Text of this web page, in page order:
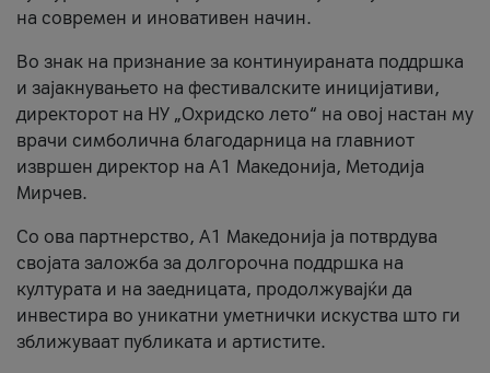
на современ и иновативен начин.
Во знак на признание за континуираната поддршка
и зајакнувањето на фестивалските иницијативи,
директорот на НУ „Охридско лето“ на овој настан му
врачи симболична благодарница на главниот
извршен директор на A1 Македонија, Методија
Мирчев.
Со ова партнерство, A1 Македонија ја потврдува
својата заложба за долгорочна поддршка на
културата и на заедницата, продолжувајќи да
инвестира во уникатни уметнички искуства што ги
зближуваат публиката и артистите.